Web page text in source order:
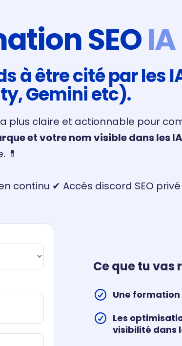
SEO
à être cité par les
Gemini etc).
plus claire et actionnable pour
et votre nom visible dans les
💊
continu ✔ Accès discord SEO
Ce que tu
Une
Les
visibilité dans